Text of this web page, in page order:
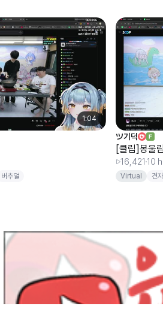
1:04
버추얼
ツ기덕
[클립]봉울
16,421 10
Virtual 견